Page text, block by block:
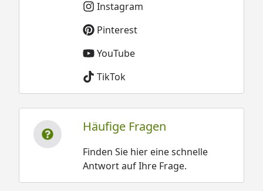
Instagram
Pinterest
YouTube
TikTok
Häufige Fragen
Finden Sie hier eine schnelle
Antwort auf Ihre Frage.